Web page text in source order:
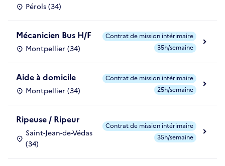
Pérols (34)
Mécanicien Bus H/F
Montpellier (34)
Contrat de mission intérimaire
35h/semaine
Aide à domicile
Montpellier (34)
Contrat de mission intérimaire
25h/semaine
Ripeuse / Ripeur
Saint-Jean-de-Védas
(34)
Contrat de mission intérimaire
35h/semaine